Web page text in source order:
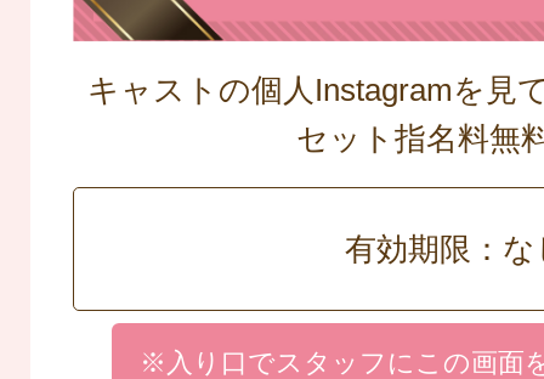
キャストの個人Instagramを見
セット指名料
有効期限：な
※入り口でスタッフにこの画面